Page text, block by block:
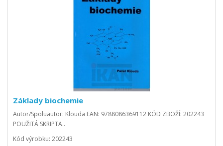
Základy biochemie
Autor/Spoluautor: Klouda EAN: 9788086369112 KÓD ZBOŽÍ: 202243
POUŽITÁ SKRIPTA..
Kód výrobku: 202243